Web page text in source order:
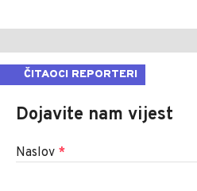
ČITAOCI REPORTERI
Dojavite nam vijest
Naslov *